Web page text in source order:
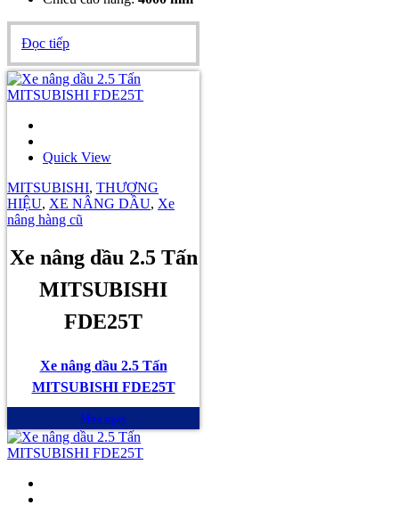
Đọc tiếp
Quick View
MITSUBISHI, THƯƠNG
HIỆU, XE NÂNG DẦU, Xe
nâng hàng cũ
Xe nâng dầu 2.5 Tấn
MITSUBISHI
FDE25T
Xe nâng dầu 2.5 Tấn
MITSUBISHI FDE25T
Mua ngay